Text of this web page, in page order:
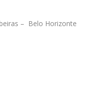
– Belo Horizonte